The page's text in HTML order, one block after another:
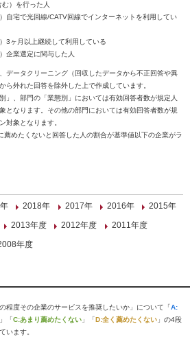
む）を行った人
）自宅で光回線/CATV回線でインターネットを利用してい
）3ヶ月以上継続して利用している
）企業選定に関与した人
データクリーニング（回収したデータから不正回答や異
ら外れた回答を除外した上で作成しています。
」、部門の「業態別」においては有効回答者数が規定人
となります。その他の部門においては有効回答者数が規
対象となります。
めたくないと回答した人の割合が基準値以下の企業がラ
2018年 2017年 2016年
2015年
2013年度 2012年度
2011年度
年度
程度その企業のサービスを推奨したいか」について「A:
」「C:あまり薦めたくない 」「D:全く薦めたくない 」の4段
います。